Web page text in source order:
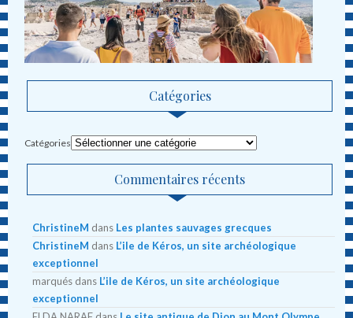
Catégories
Catégories
Commentaires récents
ChristineM dans Les plantes sauvages grecques
ChristineM dans L’ile de Kéros, un site archéologique
exceptionnel
marqués dans L’ile de Kéros, un site archéologique
exceptionnel